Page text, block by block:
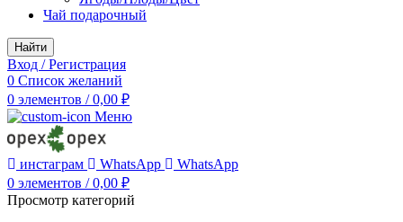
Чай подарочный
Найти
Вход / Регистрация
0 Список желаний
0 элементов / 0,00 ₽
Меню
инстаграм WhatsApp
WhatsApp
0 элементов / 0,00 ₽
Просмотр категорий